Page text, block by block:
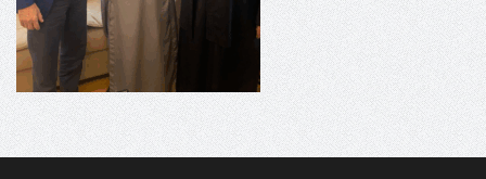
ΣΤΗΝ ΕΔΕΣΣΑ